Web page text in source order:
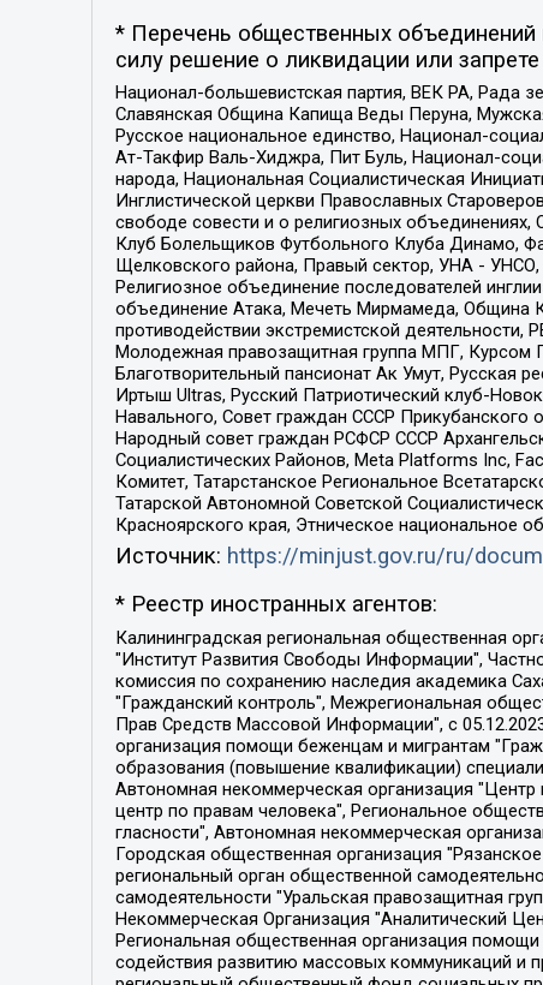
* Перечень общественных объединений
силу решение о ликвидации или
Национал-большевистская партия, ВЕК РА, Рада
Славянская Община Капища Веды Перуна,
Русское национальное единство, Национал-
Ат-Такфир Валь-Хиджра, Пит Буль, Национал-
народа, Национальная Социалистическая
Инглистической церкви Православных
свободе совести и о религиозных объединениях,
Клуб Болельщиков Футбольного Клуба Динамо,
Щелковского района, Правый сектор, УНА - УНСО,
Религиозное объединение последователей
объединение Атака, Мечеть Мирмамеда, Община
противодействии экстремистской
Молодежная правозащитная группа МПГ, Курсом
Благотворительный пансионат Ак Умут, Русская
Иртыш Ultras, Русский Патриотический клуб-
Навального, Совет граждан СССР Прикубанского
Народный совет граждан РСФСР СССР
Социалистических Районов, Meta Platforms Inc,
Комитет, Татарстанское Региональное
Татарской Автономной Советской
Красноярского края, Этническое национальное
Источник: https://minjust.gov.ru/ru/
* Реестр иностранных агентов:
Калининградская региональная общественная организация "Экозащита!-Женсовет", Фонд содействия защите прав и свобод граждан "Общественный вердикт", Фонд "Институт Развития Свободы Информации", Частное учреждение "Информационное агентство МЕМО. РУ", Региональная общественная организация "Общественная комиссия по сохранению наследия академика Сахарова", Фонд поддержки свободы прессы, Санкт-Петербургская общественная правозащитная организация "Гражданский контроль", Межрегиональная общественная организация "Информационно-просветительский центр "Мемориал", Региональный Фонд "Центр Защиты Прав Средств Массовой Информации", с 05.12.2023 Фонд "Центр Защиты Прав Средств массовой информации", Региональная общественная благотворительная организация помощи беженцам и мигрантам "Гражданское содействие", Негосударственное образовательное учреждение дополнительного профессионального образования (повышение квалификации) специалистов "АКАДЕМИЯ ПО ПРАВАМ ЧЕЛОВЕКА", Свердловская региональная общественная организация "Сутяжник", Автономная некоммерческая организация "Центр независимых социологических исследований", Союз общественных объединений "Российский исследовательский центр по правам человека", Региональное общественное учреждение научно-информационный центр "МЕМОРИАЛ", Некоммерческая организация "Фонд защиты гласности", Автономная некоммерческая организация "Институт прав человека", Городская общественная организация "Екатеринбургское общество "МЕМОРИАЛ", Городская общественная организация "Рязанское историко-просветительское и правозащитное общество "Мемориал" (Рязанский Мемориал), Челябинский региональный орган общественной самодеятельности – женское общественное объединение "Женщины Евразии", Челябинский региональный орган общественной самодеятельности "Уральская правозащитная группа", Фонд содействия защите здоровья и социальной справедливости имени Андрея Рылькова, Автономная Некоммерческая Организация "Аналитический Центр Юрия Левады", Автономная некоммерческая организация социальной поддержки населения "Проект Апрель", Региональная общественная организация помощи женщинам и детям, находящимся в кризисной ситуации "Информационно-методический центр "Анна", Фонд содействия развитию массовых коммуникаций и правовому просвещению "Так-так-Так", Фонд содействия устойчивому развитию "Серебряная тайга", Свердловский региональный общественный фонд социальных проектов "Новое время", "Idel.Реалии", Кавказ.Реалии, Крым.Реалии, Телеканал Настоящее Время, Татаро-башкирская служба Радио Свобода (Azatliq Radiosi), Радио Свободная Европа/Радио Свобода (PCE/PC), "Сибирь.Реалии", "Фактограф", Благотворительный фонд помощи осужденным и их семьям, Автономная некоммерческая организация "Институт глобализации и социальных движений", Фонд "В защиту прав заключенных", Частное учреждение "Центр поддержки и содействия развитию средств массовой информации", Пензенский региональный общественный благотворительный фонд